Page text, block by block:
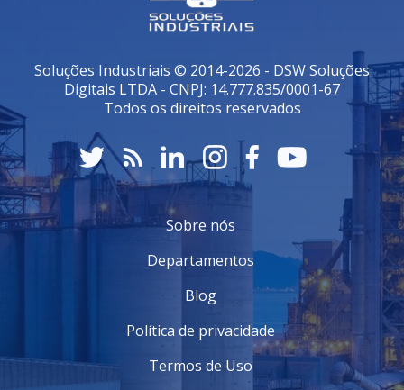
Soluções Industriais © 2014-2026 - DSW Soluções
Digitais LTDA - CNPJ: 14.777.835/0001-67
Todos os direitos reservados
Sobre nós
Departamentos
Blog
Política de privacidade
Termos de Uso